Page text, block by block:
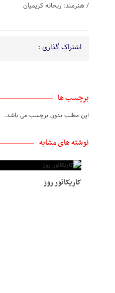
/ هنرمند: ریحانه کریمیان
اشتراک گذاری :
برچسب ها
این مطلب بدون برچسب می باشد.
نوشته های مشابه
کاریکاتور روز